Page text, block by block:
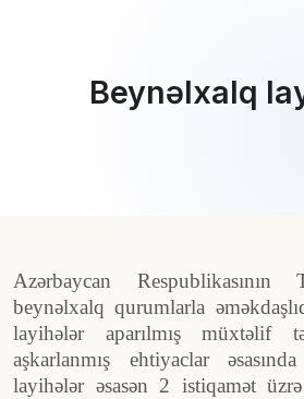
Beynəlxalq
Azərbaycan Respublikasının
beynəlxalq qurumlarla
layihələr aparılmış müxtəlif
aşkarlanmış ehtiyaclar
layihələr əsasən 2 istiqamət üzrə